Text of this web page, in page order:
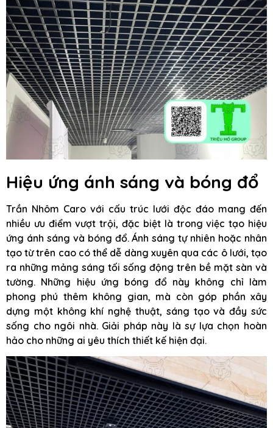
Hiệu ứng ánh sáng và bóng đổ
Trần Nhôm Caro với cấu trúc lưới độc đáo mang đến
nhiều ưu điểm vượt trội, đặc biệt là trong việc tạo hiệu
ứng ánh sáng và bóng đổ. Ánh sáng tự nhiên hoặc nhân
tạo từ trên cao có thể dễ dàng xuyên qua các ô lưới, tạo
ra những mảng sáng tối sống động trên bề mặt sàn và
tường. Những hiệu ứng bóng đổ này không chỉ làm
phong phú thêm không gian, mà còn góp phần xây
dựng một không khí nghệ thuật, sáng tạo và đầy sức
sống cho ngôi nhà. Giải pháp này là sự lựa chọn hoàn
hảo cho những ai yêu thích thiết kế hiện đại.